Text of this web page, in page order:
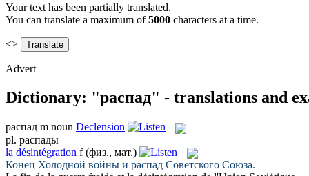
Your text has been partially translated.
You can translate a maximum of5000 characters at a time.
<>
Advert
Dictionary: "распад" - translations and
распад m noun Declension
pl. распады
la désintégration f (физ., мат.)
Конец Холодной войны и распад Советского Союза.